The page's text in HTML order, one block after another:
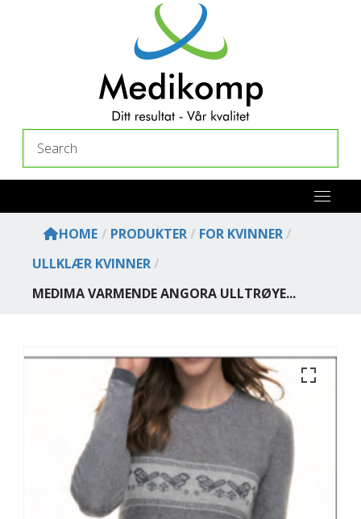
Search
HOME / PRODUKTER/ FOR KVINNER/
ULLKLÆR KVINNER/
MEDIMA VARMENDE ANGORA ULLTRØYE...